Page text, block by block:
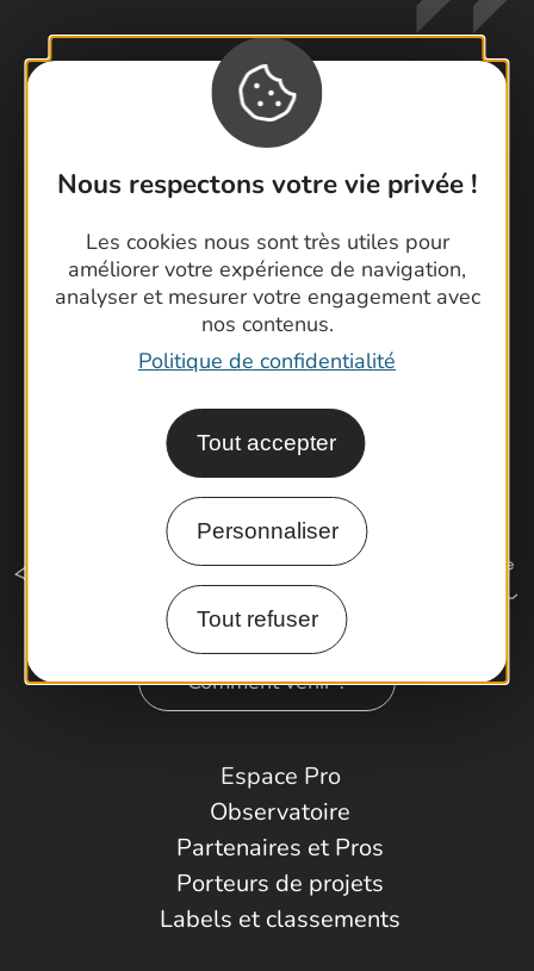
Nous respectons votre vie privée !
Les cookies nous sont très utiles pour
améliorer votre expérience de navigation,
analyser et mesurer votre engagement avec
nos contenus.
Politique de confidentialité
Tout accepter
Personnaliser
Tout refuser
Contactez-nous !
Foire aux questions
Cartoguides et Topoguides
Latitude Gard
Comment venir ?
Espace Pro
Observatoire
Partenaires et Pros
Porteurs de projets
Labels et classements